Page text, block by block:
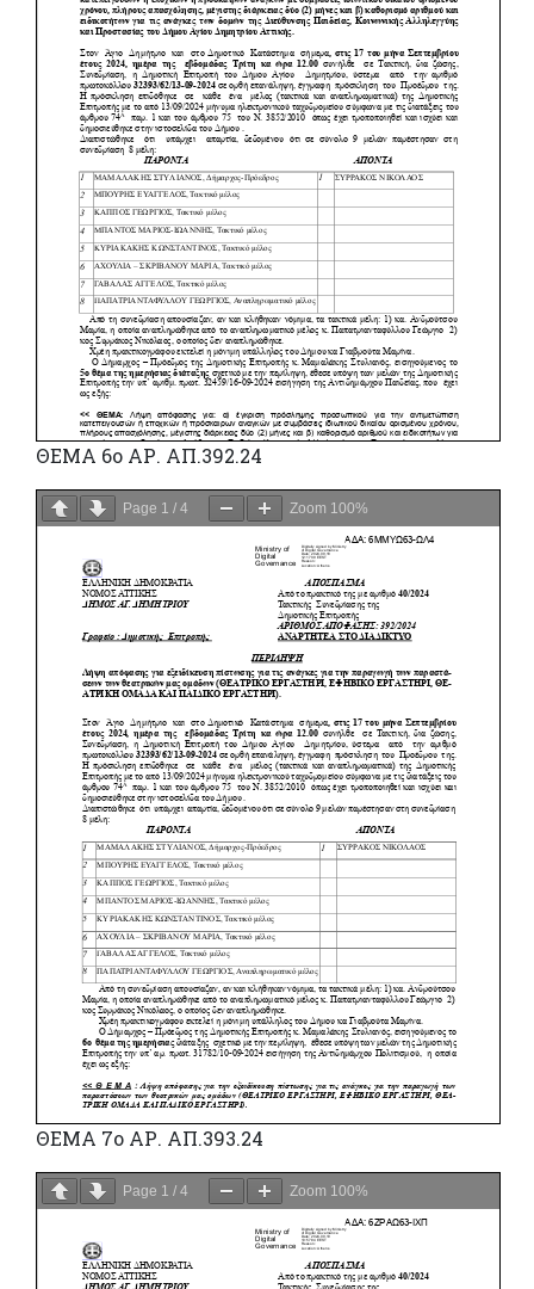
ΘΕΜΑ 6ο ΑΡ. ΑΠ.392.24
Page 1 / 4 Zoom 100%
ΘΕΜΑ 7ο ΑΡ. ΑΠ.393.24
Page 1 / 4 Zoom 100%